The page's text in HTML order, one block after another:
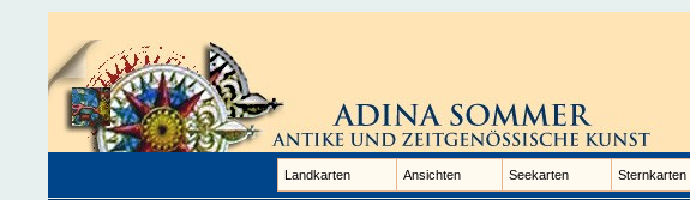
Landkarten Ansichten Seekarten Sternkarten